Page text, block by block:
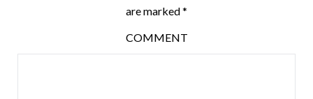
are marked*
COMMENT